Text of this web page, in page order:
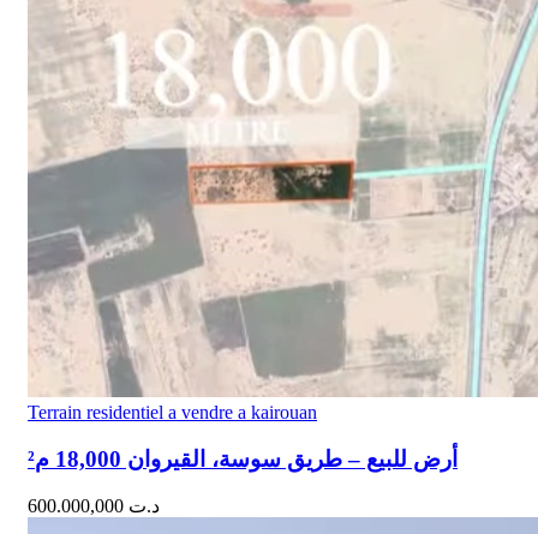
Terrain residentiel a vendre a kairouan
أرض للبيع – طريق سوسة، القيروان 18,000 م²
د.ت